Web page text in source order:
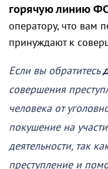
горячую линию
оператору, что вам
принуждают к
Если вы обратитесь
совершения
человека от
покушение на
деятельности, так
преступление и